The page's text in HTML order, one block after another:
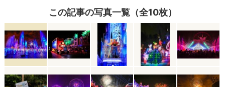
この記事の写真一覧（全10枚）